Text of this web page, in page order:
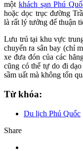
một khách sạn Phú
hoặc dọc trục đường
là rất lý tưởng để thuận
Lưu trú tại khu vực
chuyển ra sân bay (chỉ
xe đưa đón của các
cũng có thể tự do đi
sầm uất mà không tốn
Từ khóa:
Du lịch Phú Quốc
Share